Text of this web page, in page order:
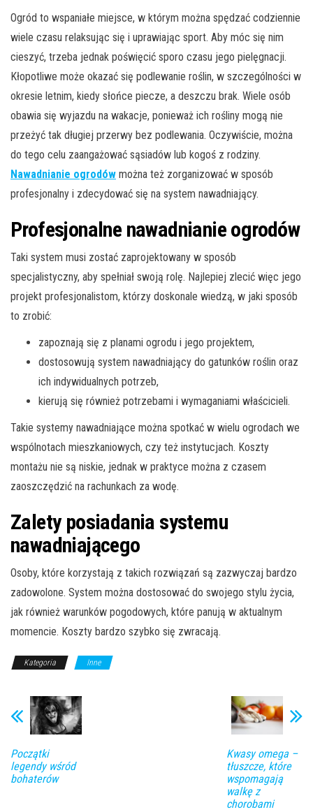
Ogród to wspaniałe miejsce, w którym można spędzać codziennie
wiele czasu relaksując się i uprawiając sport. Aby móc się nim
cieszyć, trzeba jednak poświęcić sporo czasu jego pielęgnacji.
Kłopotliwe może okazać się podlewanie roślin, w szczególności w
okresie letnim, kiedy słońce piecze, a deszczu brak. Wiele osób
obawia się wyjazdu na wakacje, ponieważ ich rośliny mogą nie
przeżyć tak długiej przerwy bez podlewania. Oczywiście, można
do tego celu zaangażować sąsiadów lub kogoś z rodziny.
Nawadnianie ogrodów można też zorganizować w sposób
profesjonalny i zdecydować się na system nawadniający.
Profesjonalne nawadnianie ogrodów
Taki system musi zostać zaprojektowany w sposób
specjalistyczny, aby spełniał swoją rolę. Najlepiej zlecić więc jego
projekt profesjonalistom, którzy doskonale wiedzą, w jaki sposób
to zrobić:
zapoznają się z planami ogrodu i jego projektem,
dostosowują system nawadniający do gatunków roślin oraz
ich indywidualnych potrzeb,
kierują się również potrzebami i wymaganiami właścicieli.
Takie systemy nawadniające można spotkać w wielu ogrodach we
wspólnotach mieszkaniowych, czy też instytucjach. Koszty
montażu nie są niskie, jednak w praktyce można z czasem
zaoszczędzić na rachunkach za wodę.
Zalety posiadania systemu
nawadniającego
Osoby, które korzystają z takich rozwiązań są zazwyczaj bardzo
zadowolone. System można dostosować do swojego stylu życia,
jak również warunków pogodowych, które panują w aktualnym
momencie. Koszty bardzo szybko się zwracają.
Kategoria Inne
Początki
legendy wśród
bohaterów
Kwasy omega –
tłuszcze, które
wspomagają
walkę z
chorobami